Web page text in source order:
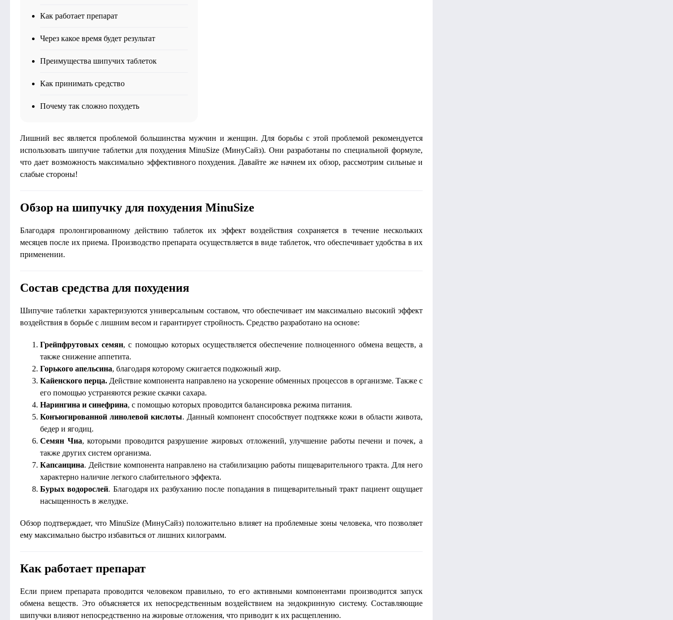
Как работает препарат
Через какое время будет результат
Преимущества шипучих таблеток
Как принимать средство
Почему так сложно похудеть
Лишний вес является проблемой большинства мужчин и женщин. Для борьбы с этой проблемой рекомендуется
использовать шипучие таблетки для похудения MinuSize (МинуСайз). Они разработаны по специальной формуле,
что дает возможность максимально эффективного похудения. Давайте же начнем их обзор, рассмотрим сильные и
слабые стороны!
Обзор на шипучку для похудения MinuSize
Благодаря пролонгированному действию таблеток их эффект воздействия сохраняется в течение нескольких
месяцев после их приема. Производство препарата осуществляется в виде таблеток, что обеспечивает удобства в их
применении.
Состав средства для похудения
Шипучие таблетки характеризуются универсальным составом, что обеспечивает им максимально высокий эффект
воздействия в борьбе с лишним весом и гарантирует стройность. Средство разработано на основе:
Грейпфрутовых семян, с помощью которых осуществляется обеспечение полноценного обмена веществ, а
также снижение аппетита.
Горького апельсина, благодаря которому сжигается подкожный жир.
Кайенского перца. Действие компонента направлено на ускорение обменных процессов в организме. Также с
его помощью устраняются резкие скачки сахара.
Нарингина и синефрина, с помощью которых проводится балансировка режима питания.
Конъюгированной линолевой кислоты. Данный компонент способствует подтяжке кожи в области живота,
бедер и ягодиц.
Семян Чиа, которыми проводится разрушение жировых отложений, улучшение работы печени и почек, а
также других систем организма.
Капсаицина. Действие компонента направлено на стабилизацию работы пищеварительного тракта. Для него
характерно наличие легкого слабительного эффекта.
Бурых водорослей. Благодаря их разбуханию после попадания в пищеварительный тракт пациент ощущает
насыщенность в желудке.
Обзор подтверждает, что MinuSize (МинуСайз) положительно влияет на проблемные зоны человека, что позволяет
ему максимально быстро избавиться от лишних килограмм.
Как работает препарат
Если прием препарата проводится человеком правильно, то его активными компонентами производится запуск
обмена веществ. Это объясняется их непосредственным воздействием на эндокринную систему. Составляющие
шипучки влияют непосредственно на жировые отложения, что приводит к их расщеплению.